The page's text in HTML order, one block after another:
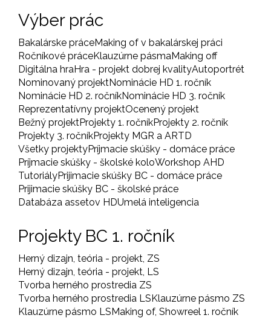
Výber prác
Bakalárske práceMaking of v bakalárskej práci
Ročníkové práceKlauzúrne pásmaMaking off
Digitálna hraHra - projekt dobrej kvalityAutoportrét
Nominovaný projektNominácie HD 1. ročník
Nominácie HD 2. ročníkNominácie HD 3. ročník
Reprezentatívny projektOcenený projekt
Bežný projektProjekty 1. ročníkProjekty 2. ročník
Projekty 3. ročníkProjekty MGR a ARTD
Všetky projektyPríjmacie skúšky - domáce práce
Príjmacie skúšky - školské koloWorkshop AHD
TutoriályPrijimacie skúšky BC - domáce práce
Prijimacie skúšky BC - školské práce
Databáza assetov HDUmelá inteligencia
Projekty BC 1. ročník
Herný dizajn, teória - projekt, ZS
Herný dizajn, teória - projekt, LS
Tvorba herného prostredia ZS
Tvorba herného prostredia LSKlauzúrne pásmo ZS
Klauzúrne pásmo LSMaking of, Showreel 1. ročník